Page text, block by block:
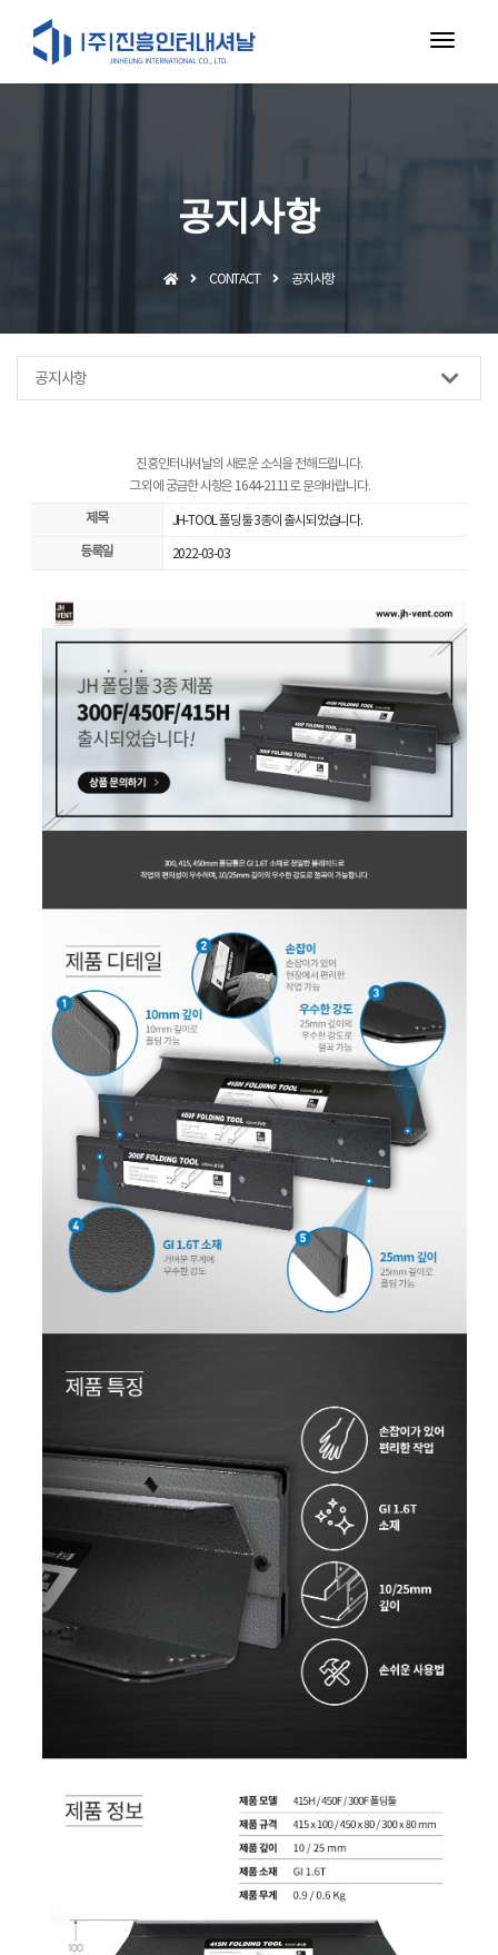
공지사항
CONTACT 공지사항
공지사항
진흥인터내셔날의 새로운 소식을 전해드립니다.
그 외에 궁금한 사항은 1644-2111로 문의바랍니다.
제목 JH-TOOL 폴딩툴 3종이 출시되었습니다.
등록일 2022-03-03